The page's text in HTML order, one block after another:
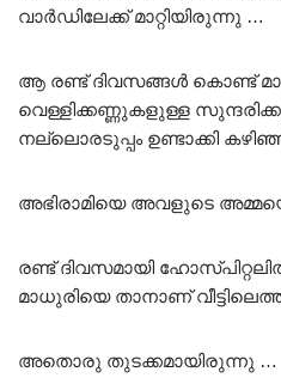
വാർഡിലേക്ക് മാറ്റിയിരുന്നു …
ആ രണ്ട് ദിവസങ്ങൾ കൊണ്ട്
വെള്ളിക്കണ്ണുകളുള്ള
നല്ലൊരടുപ്പം ഉണ്ടാക്കി
അഭിരാമിയെ അവളുടെ
രണ്ട് ദിവസമായി
മാധുരിയെ താനാണ്
അതൊരു തുടക്കമായിരുന്നു …